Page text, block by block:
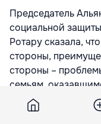
Председатель
социальной
Ротару сказала,
стороны,
стороны –
семьям,
надеемся, что в
эта хартия”,-